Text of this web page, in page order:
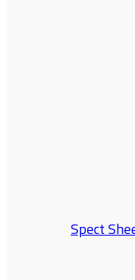
Spect